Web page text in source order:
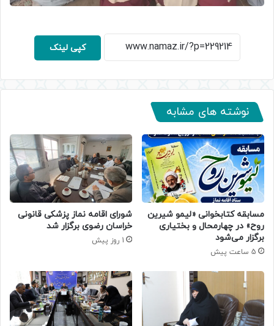
کپی لینک
نوشته های مشابه
مسابقه کتابخوانی «لیمو شیرین
روح» در چهارمحال و بختیاری
برگزار می‌شود
5 ساعت پیش
شورای اقامه نماز پزشکی قانونی
خراسان رضوی برگزار شد
1 روز پیش